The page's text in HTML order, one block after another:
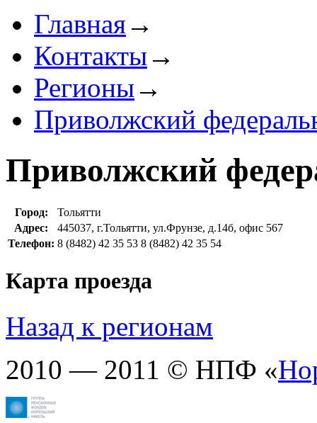
Главная→
Контакты→
Регионы→
Приволжский
Приволжский
Город:
Тольятти
Адрес:
445037, г.Тольятти, ул.Фрунзе, д.14б, офис 567
Телефон: 8 (8482) 42 35 53 8 (8482) 42 35 54
Карта проезда
Назад к регионам
2010 — 2011 © НПФ «